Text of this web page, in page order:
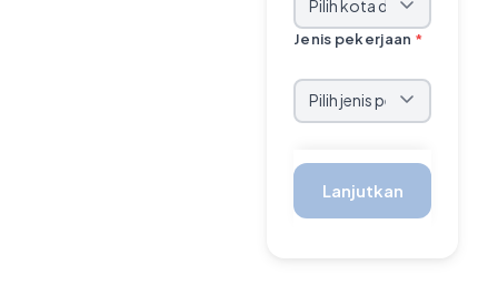
Jenis pekerjaan *
Lanjutkan